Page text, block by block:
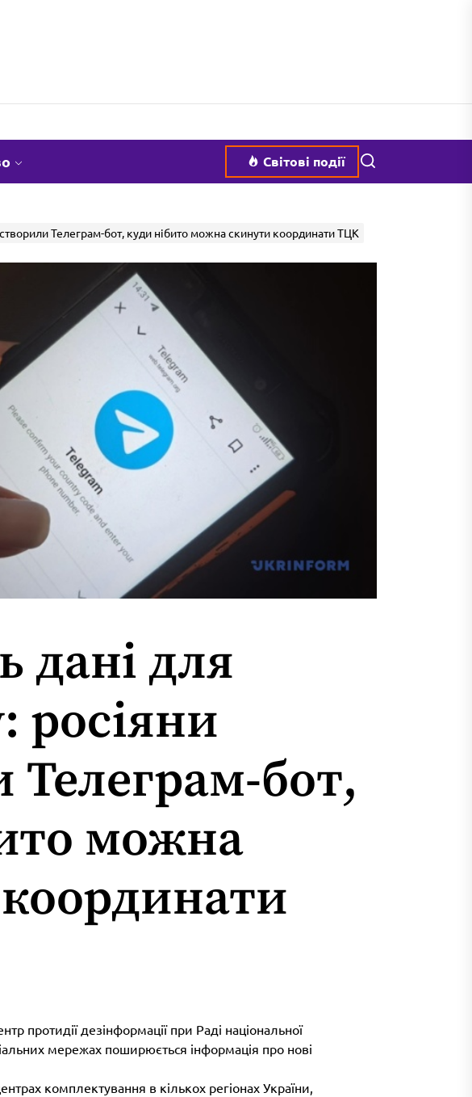
Світові події Пошук
Телеграм-бот, куди нібито можна скинути координати ТЦК
дані для
росіяни
Телеграм-бот,
можна
протидії дезінформації при Раді національної
мережах поширюється інформація про нові
комплектування в кількох регіонах України,